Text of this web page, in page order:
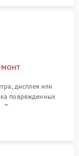
дисплея или
поврежденных
элементов